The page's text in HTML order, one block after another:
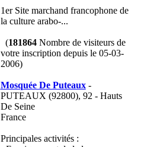
1er Site marchand francophone de
la culture arabo-...
(181864Nombre de visiteurs de
votre inscription depuis le 05-03-
2006)
Mosquée De Puteaux-
PUTEAUX (92800), 92 - Hauts
De Seine
France
Principales activités :